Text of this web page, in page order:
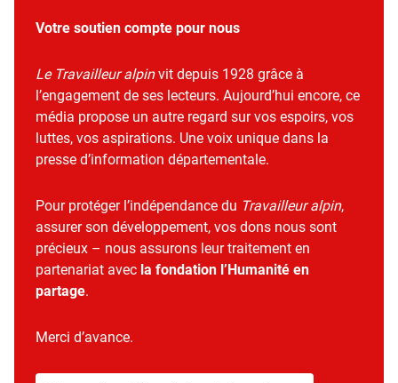
Votre soutien compte pour nous
Le Travailleur alpinvit depuis 1928 grâce à
l’engagement de ses lecteurs. Aujourd’hui encore, ce
média propose un autre regard sur vos espoirs, vos
luttes, vos aspirations. Une voix unique dans la
presse d’information départementale.
Pour protéger l’indépendance du Travailleur alpin,
assurer son développement, vos dons nous sont
précieux – nous assurons leur traitement en
partenariat avec la fondation l’Humanité en
partage.
Merci d’avance.